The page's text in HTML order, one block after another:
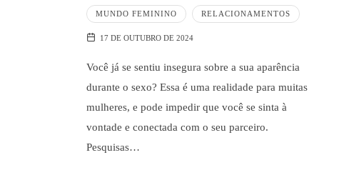
MUNDO FEMININO RELACIONAMENTOS
17 DE OUTUBRO DE 2024
Você já se sentiu insegura sobre a sua aparência
durante o sexo? Essa é uma realidade para muitas
mulheres, e pode impedir que você se sinta à
vontade e conectada com o seu parceiro.
Pesquisas…